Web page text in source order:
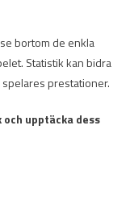
bortom de enkla
Statistik kan bidra
prestationer.
upptäcka dess